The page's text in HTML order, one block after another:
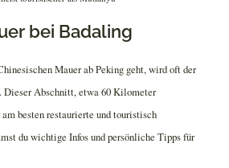
bei Badaling
Mauer ab Peking geht, wird oft der
Dieser Abschnitt, etwa 60 Kilometer
besten restaurierte und touristisch
du wichtige Infos und persönliche Tipps für